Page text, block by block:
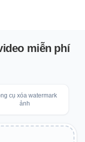
miễn phí
cụ xóa watermark
ảnh